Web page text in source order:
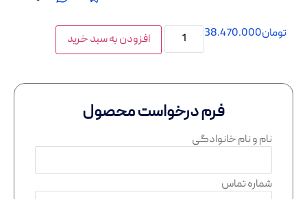
تومان38.470.000 افزودن به سبد خرید
فرم درخواست محصول
نام و نام خانوادگی
شماره تماس